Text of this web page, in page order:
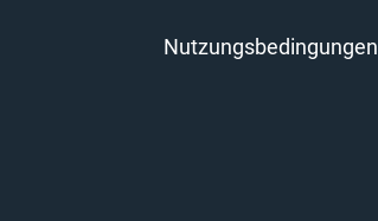
Nutzungsbedingungen